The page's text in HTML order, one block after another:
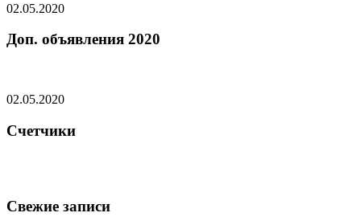
02.05.2020
Доп. объявления 2020
02.05.2020
Счетчики
Свежие записи